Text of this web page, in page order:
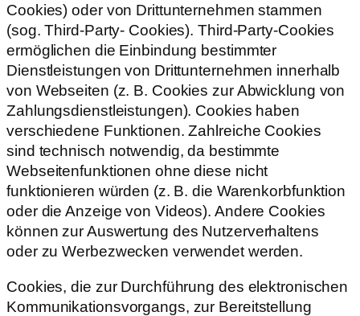
Cookies) oder von Drittunternehmen stammen
(sog. Third-Party- Cookies). Third-Party-Cookies
ermöglichen die Einbindung bestimmter
Dienstleistungen von Drittunternehmen innerhalb
von Webseiten (z. B. Cookies zur Abwicklung von
Zahlungsdienstleistungen). Cookies haben
verschiedene Funktionen. Zahlreiche Cookies
sind technisch notwendig, da bestimmte
Webseitenfunktionen ohne diese nicht
funktionieren würden (z. B. die Warenkorbfunktion
oder die Anzeige von Videos). Andere Cookies
können zur Auswertung des Nutzerverhaltens
oder zu Werbezwecken verwendet werden.
Cookies, die zur Durchführung des elektronischen
Kommunikationsvorgangs, zur Bereitstellung